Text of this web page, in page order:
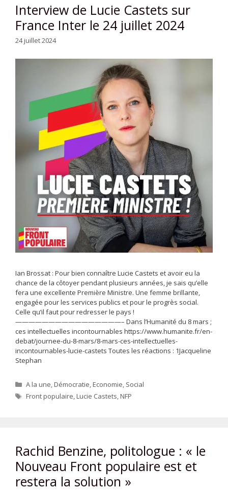
Interview de Lucie Castets sur
France Inter le 24 juillet 2024
24 juillet 2024
Ian Brossat : Pour bien connaître Lucie Castets et avoir eu la
chance de la côtoyer pendant plusieurs années, je sais qu’elle
fera une excellente Première Ministre. Une femme brillante,
engagée pour les services publics et pour le progrès social.
Celle qu’il faut pour redresser le pays !
————————————————– Dans l’Humanité du 8 mars ;
ces intellectuelles incontournables https://www.humanite.fr/en-
debat/journee-du-8-mars/8-mars-ces-intellectuelles-
incontournables-lucie-castets Toutes les réactions : 1Jacqueline
Stephan
Catégories
A la une,Démocratie,Economie, Social
Étiquettes
Front populaire,Lucie Castets,NFP
Rachid Benzine, politologue : « le
Nouveau Front populaire est et
restera la solution »